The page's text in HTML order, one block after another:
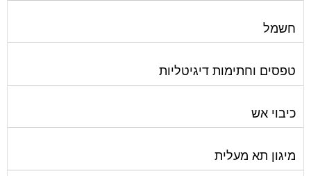
חשמל
טפסים וחתימות דיגיטליות
כיבוי אש
מיגון תא מעלית